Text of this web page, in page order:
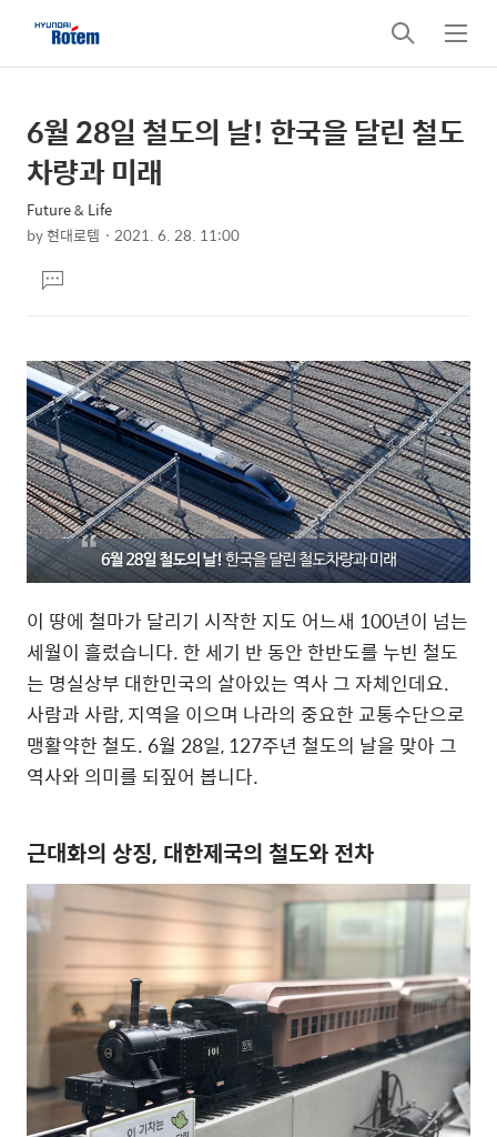
검
색
메
뉴
상
세
텐
본
문
제
목
6월 28일 철도의 날! 한국을 달린 철도
차량과 미래
Future & Life
by현대로템 2021. 6. 28. 11:00
문댓
글
이 땅에 철마가 달리기 시작한 지도 어느새 100년이 넘는
세월이 흘렀습니다. 한 세기 반 동안 한반도를 누빈 철도
는 명실상부 대한민국의 살아있는 역사 그 자체인데요.
사람과 사람, 지역을 이으며 나라의 중요한 교통수단으로
맹활약한 철도. 6월 28일, 127주년 철도의 날을 맞아 그
역사와 의미를 되짚어 봅니다.
근대화의 상징, 대한제국의 철도와 전차